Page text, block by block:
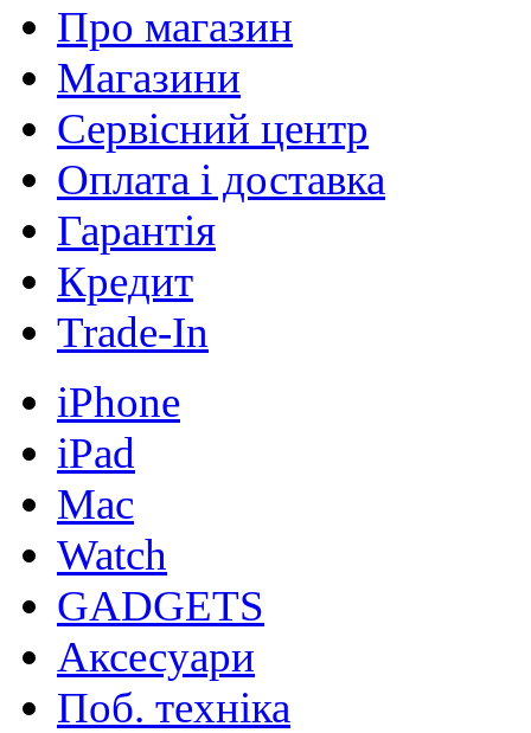
Про магазин
Магазини
Сервісний центр
Оплата і доставка
Гарантія
Кредит
Trade-In
iPhone
iPad
Mac
Watch
GADGETS
Аксесуари
Поб. техніка